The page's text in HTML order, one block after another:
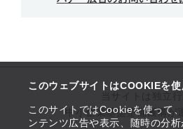
このウェブサイトはCOOKIEを
このサイトではCookieを使って
ンテンツ広告や表示、随時の分
中小企業基盤整備機構が